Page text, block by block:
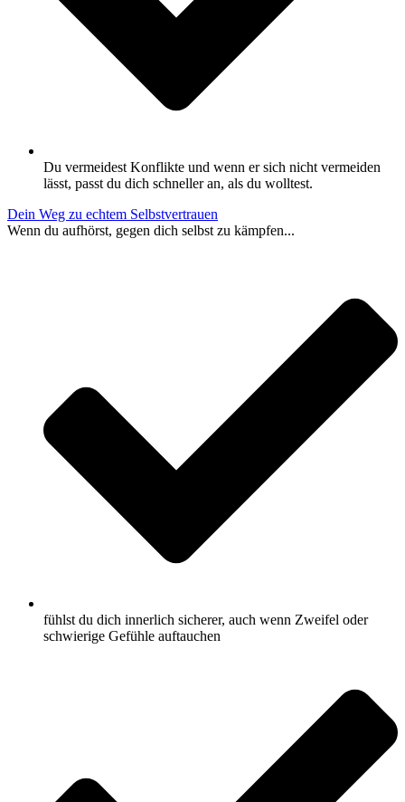
Du vermeidest Konflikte und wenn er sich nicht vermeiden
lässt, passt du dich schneller an, als du wolltest.
Dein Weg zu echtem Selbstvertrauen
Wenn du aufhörst, gegen dich selbst zu kämpfen...
fühlst du dich innerlich sicherer, auch wenn Zweifel oder
schwierige Gefühle auftauchen